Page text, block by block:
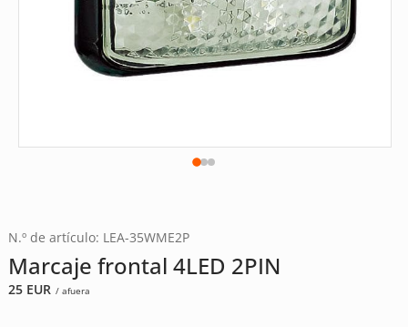
N.º de artículo: LEA-35WME2P
Marcaje frontal 4LED 2PIN
25 EUR / afuera